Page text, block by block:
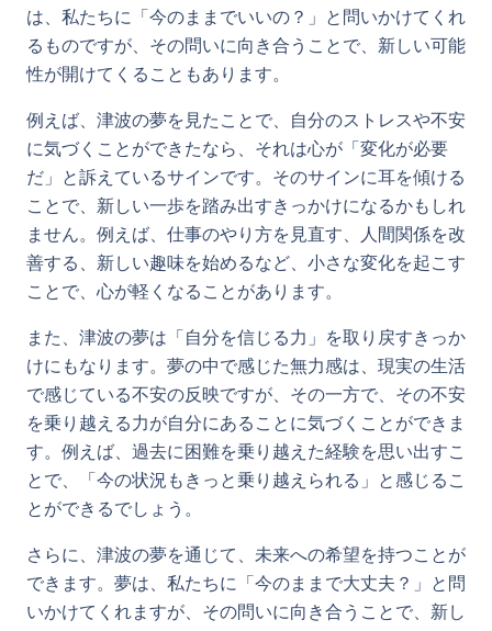
は、私たちに「今のままでいいの？」と問いかけてくれ
るものですが、その問いに向き合うことで、新しい可能
性が開けてくることもあります。
例えば、津波の夢を見たことで、自分のストレスや不安
に気づくことができたなら、それは心が「変化が必要
だ」と訴えているサインです。そのサインに耳を傾ける
ことで、新しい一歩を踏み出すきっかけになるかもしれ
ません。例えば、仕事のやり方を見直す、人間関係を改
善する、新しい趣味を始めるなど、小さな変化を起こす
ことで、心が軽くなることがあります。
また、津波の夢は「自分を信じる力」を取り戻すきっか
けにもなります。夢の中で感じた無力感は、現実の生活
で感じている不安の反映ですが、その一方で、その不安
を乗り越える力が自分にあることに気づくことができま
す。例えば、過去に困難を乗り越えた経験を思い出すこ
とで、「今の状況もきっと乗り越えられる」と感じるこ
とができるでしょう。
さらに、津波の夢を通じて、未来への希望を持つことが
できます。夢は、私たちに「今のままで大丈夫？」と問
いかけてくれますが、その問いに向き合うことで、新し